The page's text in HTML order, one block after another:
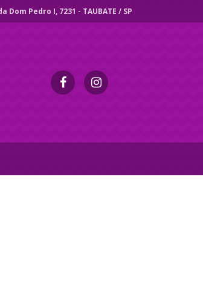
Dom Pedro I, 7231 - TAUBATE / SP